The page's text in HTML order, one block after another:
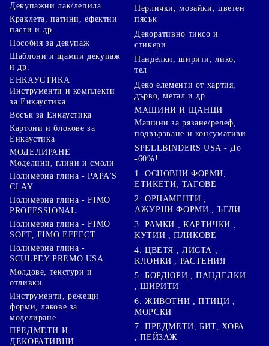
Декупажни лак/лепила
Краклета, патини, ефектни
пасти и др.
Пособия за декупаж
Шаблони и щампи декупаж
и др.
ЕНКАУСТИКА
Инструменти и комплекти
за Енкаустика
Восък за Енкаустика
Картони и блокове за
Енкаустика
МОДЕЛИРАНЕ
Моделини, глини и смоли
Полимерна глина - PAPA'S
CLAY
Полимерна глина - FIMO
PROFESSIONAL
Полимерна глина - FIMO
SOFT, FIMO EFFECT
Полимерна глина -
SCULPEY PREMO USA
Молдове, текстури и
отливки
Инструменти, режещи
форми, лакове за
моделиране
ПРЕДМЕТИ И
ДЕКОРАТИВНИ
Перлички, мозайки, цветен
пясък
Декоративно тиксо и
стикери
Панделки, ширити, лико,
тел
Деко елементи от хартия,
дърво, метал и др.
МАШИНИ И ЩАНЦИ
Машини за рязане/релеф,
подвързване и консумативи
SPELLBINDERS USA - До
-60%!
1. ОСНОВНИ ФОРМИ,
ЕТИКЕТИ, ТАГОВЕ
2. ОРНАМЕНТИ ,
АЖУРНИ ФОРМИ , ЪГЛИ
3. РАМКИ , КАРТИЧКИ ,
КУТИИ , ПЛИКОВЕ
4. ЦВЕТЯ , ЛИСТА ,
КЛОНКИ , РАСТЕНИЯ
5. БОРДЮРИ , ПАНДЕЛКИ
, ШИРИТИ
6. ЖИВОТНИ , ПТИЦИ ,
МОРСКИ
7. ПРЕДМЕТИ, БИТ, ХОРА
, ПЕЙЗАЖ